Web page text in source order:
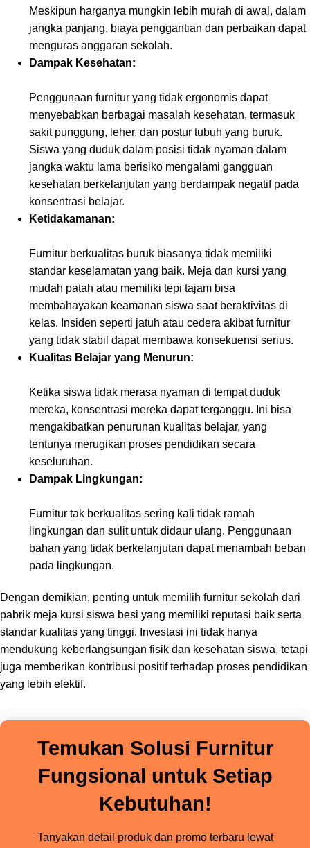
Meskipun harganya mungkin lebih murah di awal, dalam
jangka panjang, biaya penggantian dan perbaikan dapat
menguras anggaran sekolah.
Dampak Kesehatan:
Penggunaan furnitur yang tidak ergonomis dapat
menyebabkan berbagai masalah kesehatan, termasuk
sakit punggung, leher, dan postur tubuh yang buruk.
Siswa yang duduk dalam posisi tidak nyaman dalam
jangka waktu lama berisiko mengalami gangguan
kesehatan berkelanjutan yang berdampak negatif pada
konsentrasi belajar.
Ketidakamanan:
Furnitur berkualitas buruk biasanya tidak memiliki
standar keselamatan yang baik. Meja dan kursi yang
mudah patah atau memiliki tepi tajam bisa
membahayakan keamanan siswa saat beraktivitas di
kelas. Insiden seperti jatuh atau cedera akibat furnitur
yang tidak stabil dapat membawa konsekuensi serius.
Kualitas Belajar yang Menurun:
Ketika siswa tidak merasa nyaman di tempat duduk
mereka, konsentrasi mereka dapat terganggu. Ini bisa
mengakibatkan penurunan kualitas belajar, yang
tentunya merugikan proses pendidikan secara
keseluruhan.
Dampak Lingkungan:
Furnitur tak berkualitas sering kali tidak ramah
lingkungan dan sulit untuk didaur ulang. Penggunaan
bahan yang tidak berkelanjutan dapat menambah beban
pada lingkungan.
Dengan demikian, penting untuk memilih furnitur sekolah dari
pabrik meja kursi siswa besi yang memiliki reputasi baik serta
standar kualitas yang tinggi. Investasi ini tidak hanya
mendukung keberlangsungan fisik dan kesehatan siswa, tetapi
juga memberikan kontribusi positif terhadap proses pendidikan
yang lebih efektif.
Temukan Solusi Furnitur
Fungsional untuk Setiap
Kebutuhan!
Tanyakan detail produk dan promo terbaru lewat